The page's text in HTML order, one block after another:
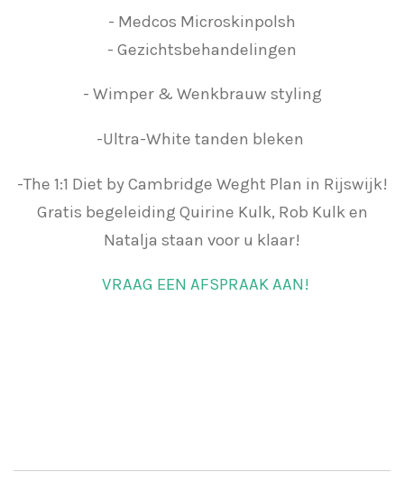
- Medcos Microskinpolsh
- Gezichtsbehandelingen
- Wimper & Wenkbrauw styling
-Ultra-White tanden bleken
-The 1:1 Diet by Cambridge Weght Plan in Rijswijk!
Gratis begeleiding Quirine Kulk, Rob Kulk en
Natalja staan voor u klaar!
VRAAG EEN AFSPRAAK AAN!